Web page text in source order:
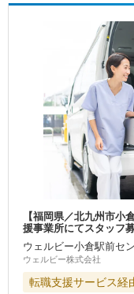
【福岡県／北九州市
援事業所にてスタッフ
ウェルビー小倉駅前セ
ウェルビー株式会社
転職支援サービス経